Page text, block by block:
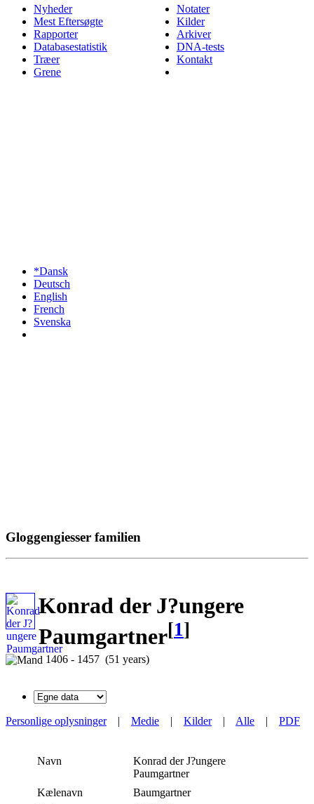
Nyheder
Mest Eftersøgte
Rapporter
Databasestatistik
Træer
Grene
Notater
Kilder
Arkiver
DNA-tests
Kontakt
*Dansk
Deutsch
English
French
Svenska
Gloggengiesser familien
Konrad der J?ungere
Paumgartner[1]
1406 - 1457 (51 years)
Personlige oplysninger| Medie | Kilder| Alle | PDF
Navn
Konrad der J?ungere
Paumgartner
Kælenavn
Baumgartner